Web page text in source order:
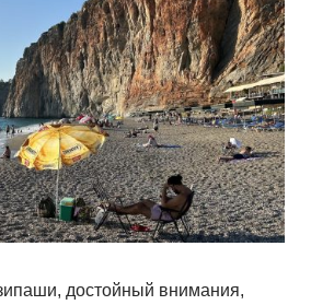
достойный внимания,